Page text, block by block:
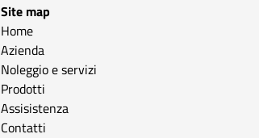
Site map
Home
Azienda
Noleggio e servizi
Prodotti
Assisistenza
Contatti